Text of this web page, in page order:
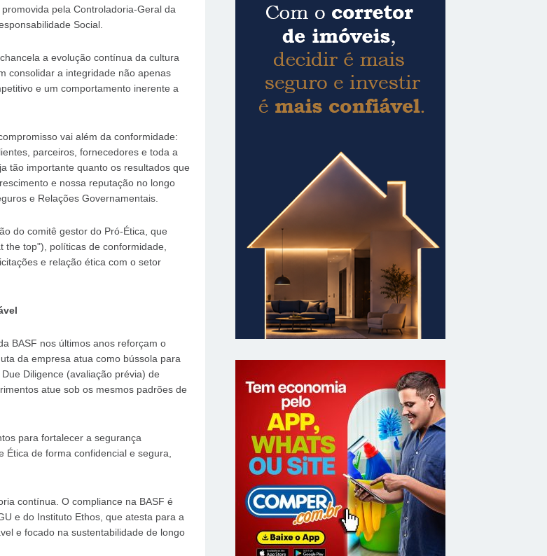
pela Controladoria-Geral da
Social.
a evolução contínua da cultura
consolidar a integridade não apenas
e um comportamento inerente a
vai além da conformidade:
parceiros, fornecedores e toda a
tão importante quanto os resultados que
e nossa reputação no longo
e Relações Governamentais.
do comitê gestor do Pró-Ética, que
top"), políticas de conformidade,
e relação ética com o setor
BASF nos últimos anos reforçam o
da empresa atua como bússola para
Diligence (avaliação prévia) de
atue sob os mesmos padrões de
para fortalecer a segurança
de forma confidencial e segura,
contínua. O compliance na BASF é
e do Instituto Ethos, que atesta para a
e focado na sustentabilidade de longo